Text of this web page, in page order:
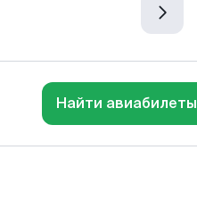
Найти авиабилеты